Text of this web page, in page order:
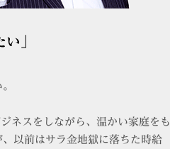
」
ネスをしながら、温かい家庭をも
以前はサラ金地獄に落ちた時給